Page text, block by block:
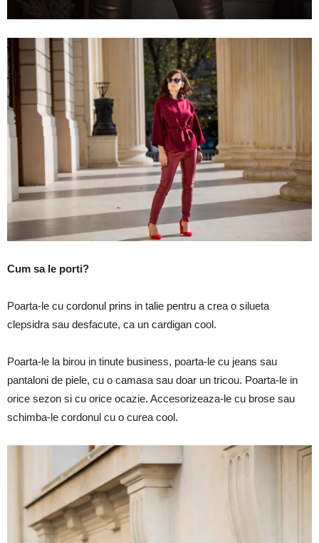
Cum sa le porti?
Poarta-le cu cordonul prins in talie pentru a crea o silueta
clepsidra sau desfacute, ca un cardigan cool.
Poarta-le la birou in tinute business, poarta-le cu jeans sau
pantaloni de piele, cu o camasa sau doar un tricou. Poarta-le in
orice sezon si cu orice ocazie. Accesorizeaza-le cu brose sau
schimba-le cordonul cu o curea cool.